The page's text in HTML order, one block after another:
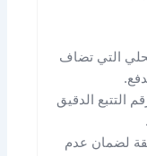
التي تضاف
التتبع الدقيق
لضمان عدم